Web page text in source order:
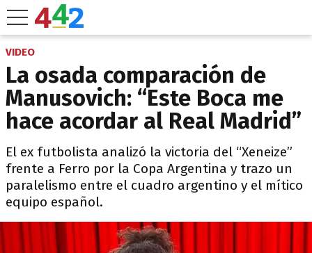
VIDEO
La osada comparación de
Manusovich: “Este Boca me
hace acordar al Real Madrid”
El ex futbolista analizó la victoria del “Xeneize”
frente a Ferro por la Copa Argentina y trazo un
paralelismo entre el cuadro argentino y el mítico
equipo español.